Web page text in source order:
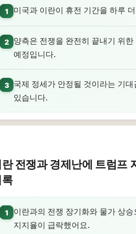
1 미국과 이란이 휴전 기간을 하루
2
양측은 전쟁을 완전히 끝내기 위
예정입니다.
3
국제 정세가 안정될 것이라는 기
있습니다.
전쟁과 경제난에 트럼프
1
이란과의 전쟁 장기화와 물가 상
지지율이 급락했어요.